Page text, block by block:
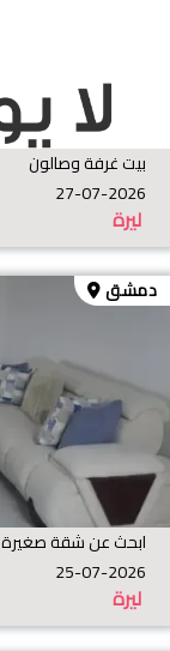
بيت غرفة وصالون
27-07-2026
ليرة
دمشق
ابحث عن شقة صغيرة
25-07-2026
ليرة